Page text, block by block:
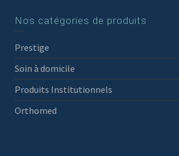
Nos catégories de produits
Prestige
Soin à domicile
Produits Institutionnels
Orthomed